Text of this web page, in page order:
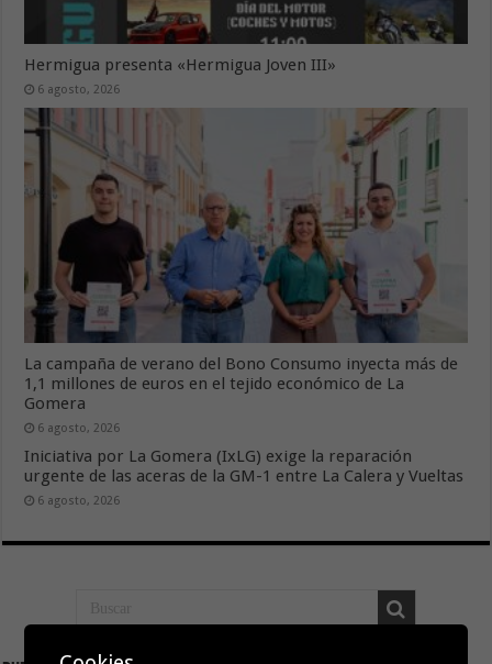
Hermigua presenta «Hermigua Joven III»
6 agosto, 2026
La campaña de verano del Bono Consumo inyecta más de
1,1 millones de euros en el tejido económico de La
Gomera
6 agosto, 2026
Iniciativa por La Gomera (IxLG) exige la reparación
urgente de las aceras de la GM-1 entre La Calera y Vueltas
6 agosto, 2026